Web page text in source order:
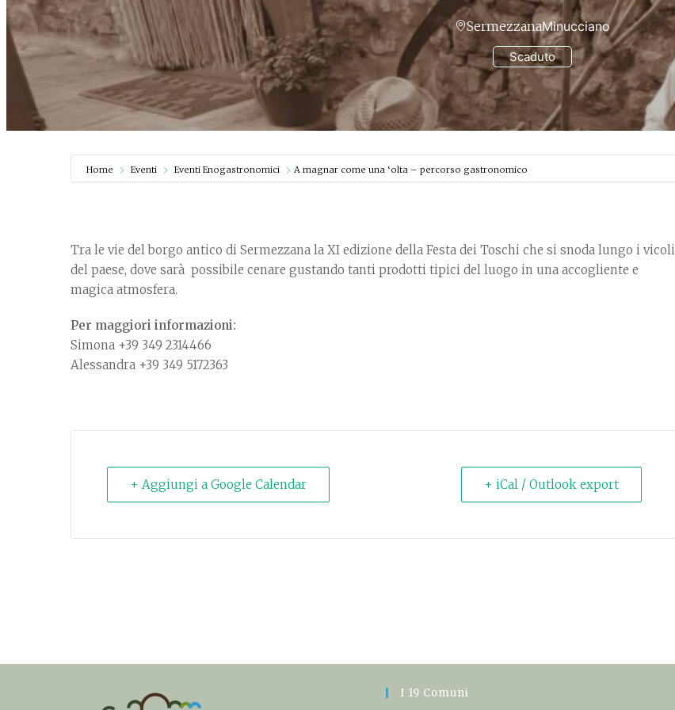
Scaduto
SermezzanaMinucciano
Home Eventi Eventi Enogastronomici A magnar come una ‘olta – percorso gastronomico
Tra le vie del borgo antico di Sermezzana la XI edizione della Festa dei Toschi che si snoda lungo i vicoli
del paese, dove sarà possibile cenare gustando tanti prodotti tipici del luogo in una accogliente e
magica atmosfera.
Per maggiori informazioni:
Simona +39 349 2314466
Alessandra +39 349 5172363
+ Aggiungi a Google Calendar + iCal / Outlook export
I 19 Comuni